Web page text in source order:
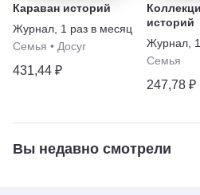
Караван историй
Журнал 1 раз в месяц
Семья • Досуг
431,44 ₽
историй
Журнал
Семья
247,78 ₽
Вы недавно смотрели